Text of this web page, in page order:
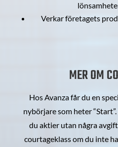
Verkar företagets
MER OM
Hos Avanza får du en
nybörjare som heter
du aktier utan några
courtageklass om du inte